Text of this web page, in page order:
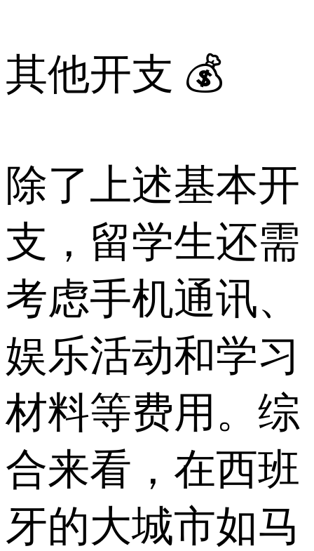
其他开支 💰
除了上述基本开
支，留学生还需
考虑手机通讯、
娱乐活动和学习
材料等费用。综
合来看，在西班
牙的大城市如马